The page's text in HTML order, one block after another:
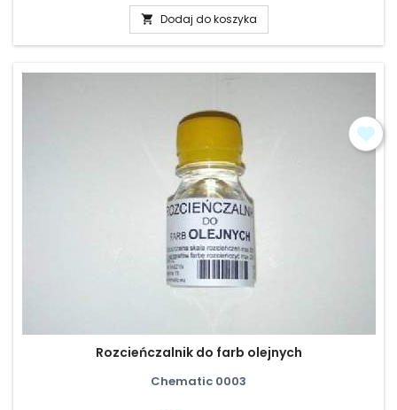
 Dodaj do koszyka
Rozcieńczalnik do farb olejnych
Chematic 0003